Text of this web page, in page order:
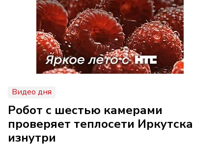
Видео дня
Робот с шестью камерами
проверяет теплосети Иркутска
изнутри